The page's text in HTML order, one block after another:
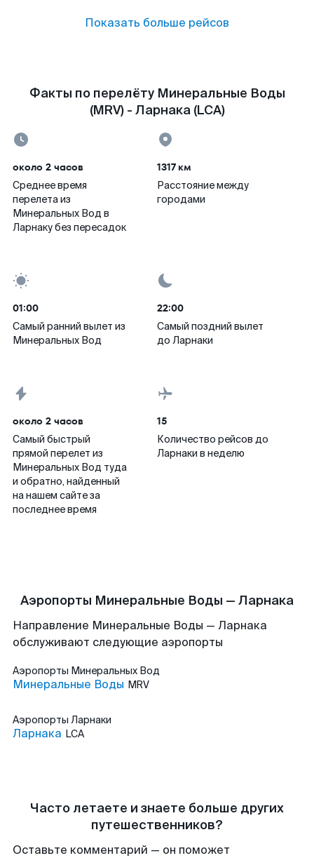
Показать больше рейсов
Факты по перелёту Минеральные Воды
(MRV) - Ларнака (LCA)
около 2 часов
Среднее время
перелета из
Минеральных Вод в
Ларнаку без пересадок
1317 км
Расстояние между
городами
01:00
Самый ранний вылет из
Минеральных Вод
22:00
Самый поздний вылет
до Ларнаки
около 2 часов
Самый быстрый
прямой перелет из
Минеральных Вод туда
и обратно, найденный
на нашем сайте за
последнее время
15
Количество рейсов до
Ларнаки в неделю
Аэропорты Минеральные Воды — Ларнака
Направление Минеральные Воды — Ларнака
обслуживают следующие аэропорты
Аэропорты Минеральных Вод
Минеральные Воды MRV
Аэропорты Ларнаки
Ларнака LCA
Часто летаете и знаете больше других
путешественников?
Оставьте комментарий — он поможет